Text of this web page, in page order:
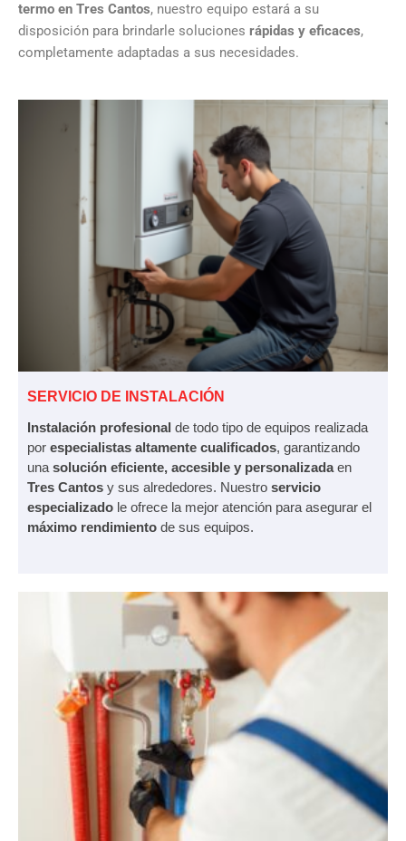
termo en Tres Cantos, nuestro equipo estará a su
disposición para brindarle soluciones rápidas y eficaces,
completamente adaptadas a sus necesidades.
SERVICIO DE INSTALACIÓN
Instalación profesional de todo tipo de equipos realizada
por especialistas altamente cualificados, garantizando
unasolución eficiente, accesible y personalizadaen
Tres Cantos y sus alrededores. Nuestro servicio
especializado le ofrece la mejor atención para asegurar el
máximo rendimiento de sus equipos.